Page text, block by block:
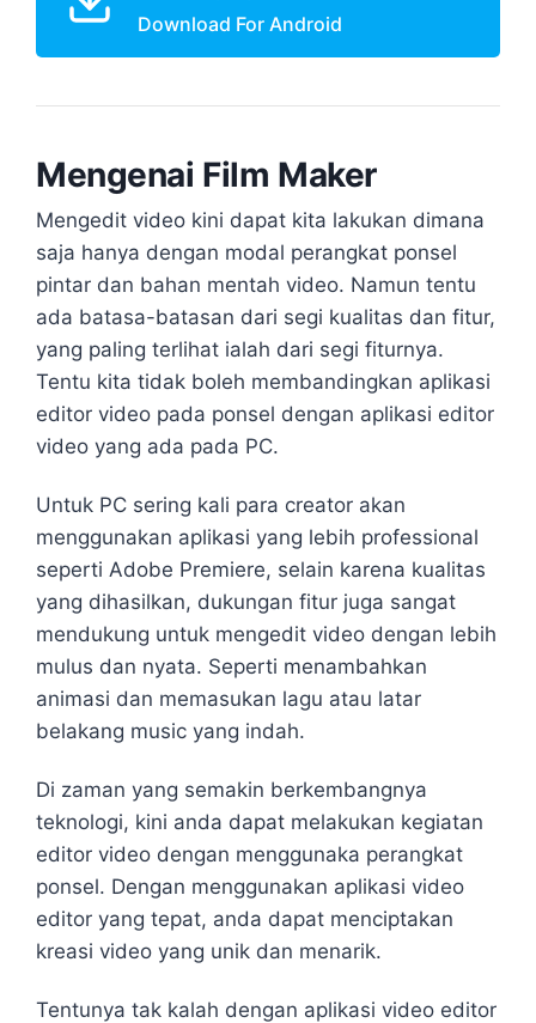
Download For Android
Mengenai Film Maker
Mengedit video kini dapat kita lakukan dimana
saja hanya dengan modal perangkat ponsel
pintar dan bahan mentah video. Namun tentu
ada batasa-batasan dari segi kualitas dan fitur,
yang paling terlihat ialah dari segi fiturnya.
Tentu kita tidak boleh membandingkan aplikasi
editor video pada ponsel dengan aplikasi editor
video yang ada pada PC.
Untuk PC sering kali para creator akan
menggunakan aplikasi yang lebih professional
seperti Adobe Premiere, selain karena kualitas
yang dihasilkan, dukungan fitur juga sangat
mendukung untuk mengedit video dengan lebih
mulus dan nyata. Seperti menambahkan
animasi dan memasukan lagu atau latar
belakang music yang indah.
Di zaman yang semakin berkembangnya
teknologi, kini anda dapat melakukan kegiatan
editor video dengan menggunaka perangkat
ponsel. Dengan menggunakan aplikasi video
editor yang tepat, anda dapat menciptakan
kreasi video yang unik dan menarik.
Tentunya tak kalah dengan aplikasi video editor